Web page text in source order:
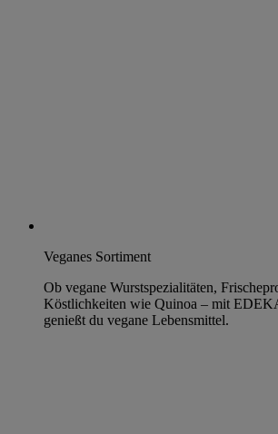
Veganes Sortiment
Ob vegane Wurstspezialitäten,
Köstlichkeiten wie Quinoa – mit
genießt du vegane Lebensmittel.